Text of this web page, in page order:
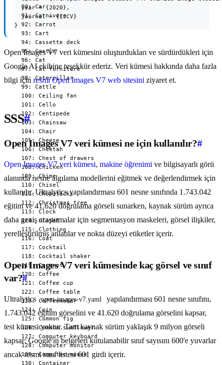
  year = {2020},
  journal = {IJCV}
}
Open Images V7 veri kümesini oluşturdukları ve sürdürdükleri için
Google AI ekibine teşekkür ederiz. Veri kümesi hakkında daha fazla
bilgi için resmi Open Images V7 web sitesini ziyaret et.
SSS#
Open Images V7 veri kümesi ne için kullanılır?#
Open Images V7 veri kümesi, makine öğrenimi ve bilgisayarlı görü
alanında nesne algılama modellerini eğitmek ve değerlendirmek için
kullanılır. Ultralytics yapılandırması 601 nesne sınıfında 1.743.042
eğitim ve 41.620 doğrulama görseli sunarken, kaynak sürüm ayrıca
daha geniş araştırmalar için segmentasyon maskeleri, görsel ilişkiler,
yerelleştirilmiş anlatılar ve nokta düzeyi etiketler içerir.
Open Images V7 veri kümesinde kaç görsel ve sınıf
var?#
Ultralytics open-images-v7.yaml
yapılandırması 601 nesne sınıfını,
1.743.042 eğitim görselini ve 41.620 doğrulama görselini kapsar,
test kümesi yoktur. Tam kaynak sürüm yaklaşık 9 milyon görseli
kapsar; Google'ın belgeleri kutulanabilir sınıf sayısını 600'e yuvarlar
ancak resmi sınıf listesi 601 girdi içerir.